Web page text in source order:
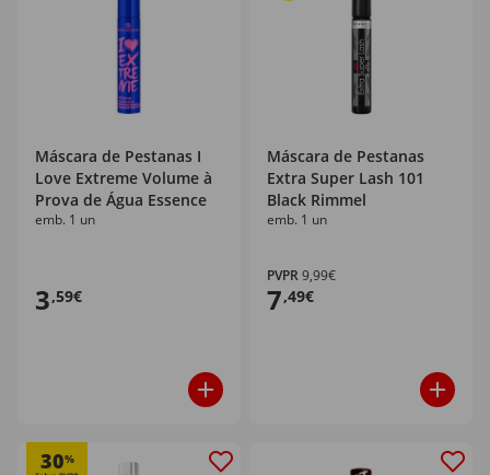
Máscara de Pestanas I
Love Extreme Volume à
Prova de Água Essence
emb. 1 un
3,59€
Máscara de Pestanas
Extra Super Lash 101
Black Rimmel
emb. 1 un
PVPR9,99€
7,49€
30%